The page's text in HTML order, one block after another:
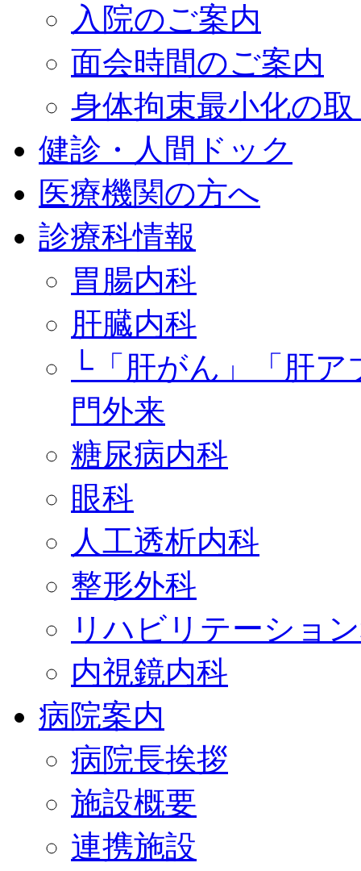
入院のご案内
面会時間のご案内
身体拘束最小化の
健診・人間ドック
医療機関の方へ
診療科情報
胃腸内科
肝臓内科
└「肝がん」「肝
門外来
糖尿病内科
眼科
人工透析内科
整形外科
リハビリテーショ
内視鏡内科
病院案内
病院長挨拶
施設概要
連携施設